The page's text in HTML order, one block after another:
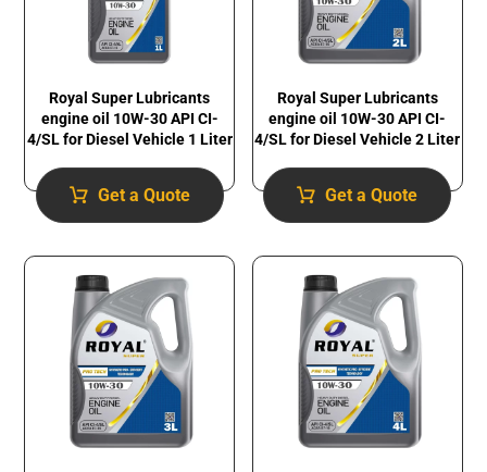
Royal Super Lubricants
engine oil 10W-30 API CI-
4/SL for Diesel Vehicle 1 Liter
Get a Quote
Royal Super Lubricants
engine oil 10W-30 API CI-
4/SL for Diesel Vehicle 2 Liter
Get a Quote